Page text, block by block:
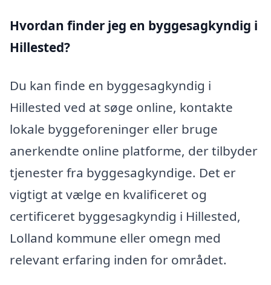
Hvordan finder jeg en byggesagkyndig i
Hillested?
Du kan finde en byggesagkyndig i
Hillested ved at søge online, kontakte
lokale byggeforeninger eller bruge
anerkendte online platforme, der tilbyder
tjenester fra byggesagkyndige. Det er
vigtigt at vælge en kvalificeret og
certificeret byggesagkyndig i Hillested,
Lolland kommune eller omegn med
relevant erfaring inden for området.